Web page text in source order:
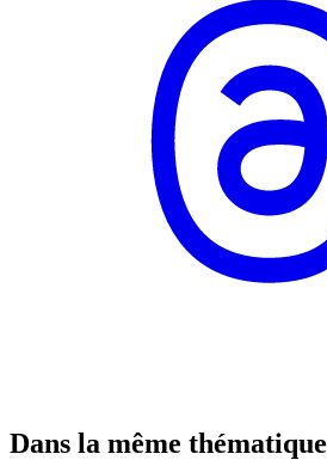
Dans la même thématique